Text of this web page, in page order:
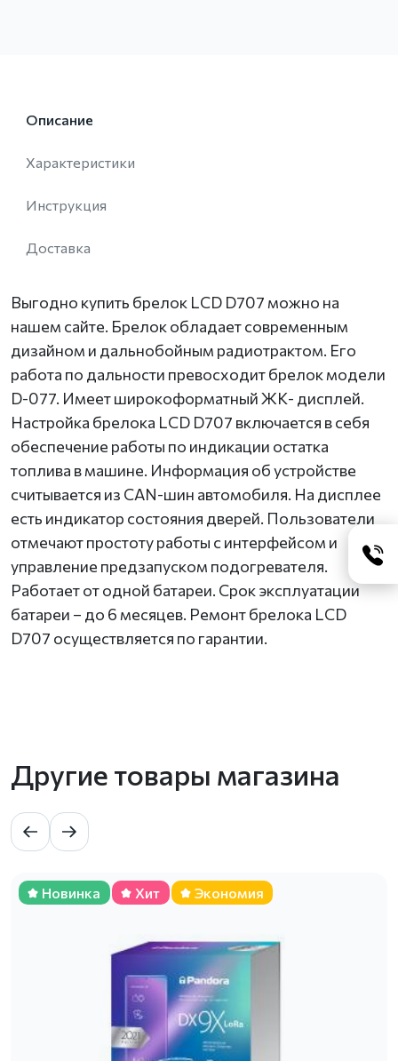
Описание
Характеристики
Инструкция
Доставка
Выгодно купить брелок LCD D707 можно на
нашем сайте. Брелок обладает современным
дизайном и дальнобойным радиотрактом. Его
работа по дальности превосходит брелок модели
D-077. Имеет широкоформатный ЖК- дисплей.
Настройка брелока LCD D707 включается в себя
обеспечение работы по индикации остатка
топлива в машине. Информация об устройстве
считывается из CAN-шин автомобиля. На дисплее
есть индикатор состояния дверей. Пользователи
отмечают простоту работы с интерфейсом и
управление предзапуском подогревателя.
Работает от одной батареи. Срок эксплуатации
батареи – до 6 месяцев. Ремонт брелока LCD
D707 осуществляется по гарантии.
Другие товары магазина
Новинка Хит Экономия